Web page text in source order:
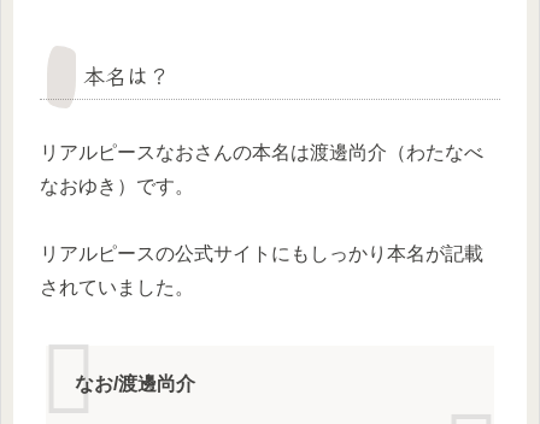
本名は？
リアルピースなおさんの本名は渡邊尚介（わたなべ
なおゆき）です。
リアルピースの公式サイトにもしっかり本名が記載
されていました。
なお/渡邊尚介